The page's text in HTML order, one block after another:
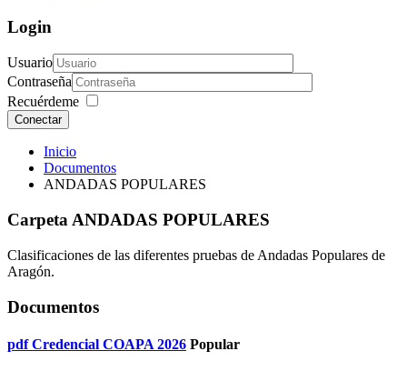
Login
Usuario
Contraseña
Recuérdeme
Conectar
Inicio
Documentos
ANDADAS POPULARES
Carpeta ANDADAS POPULARES
Clasificaciones de las diferentes pruebas de Andadas Populares de
Aragón.
Documentos
pdf Credencial COAPA 2026 Popular